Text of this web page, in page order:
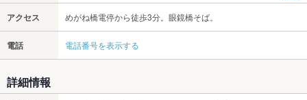
アクセス めがね橋電停から徒歩3分。眼鏡橋そば。
電話 電話番号を表示する
詳細情報